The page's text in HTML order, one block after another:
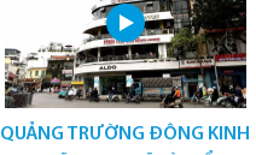
QUẢNG TRƯỜNG ĐÔNG KINH